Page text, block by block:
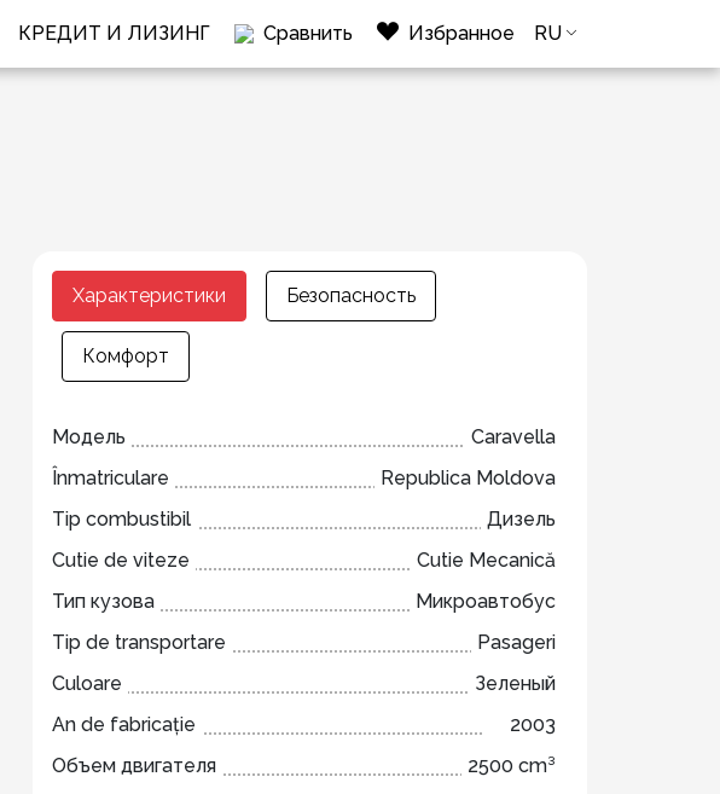
КРЕДИТ И ЛИЗИНГ Сравнить Избранное RU
Характеристики Безопасность
Комфорт
Модель
Caravella
Înmatriculare
Republica Moldova
Tip combustibil
Дизель
Cutie de viteze
Cutie Mecanică
Тип кузова
Микроавтобус
Tip de transportare
Pasageri
Culoare
Зеленый
An de fabricație
2003
Объем двигателя
2500 cm³